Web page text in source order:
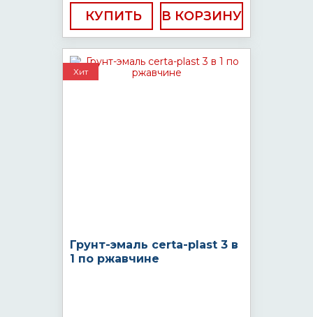
КУПИТЬ
Хит
Грунт-эмаль certa-plast 3 в
1 по ржавчине